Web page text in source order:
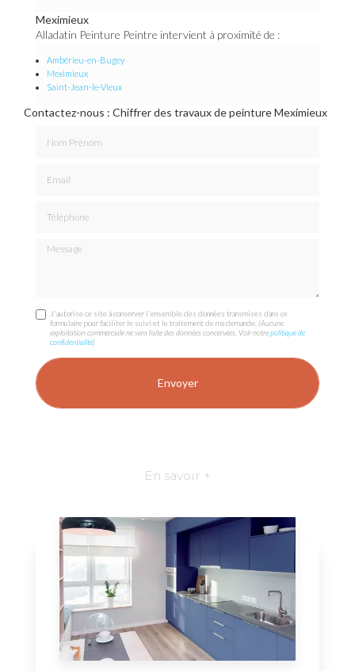
Meximieux
Alladatin Peinture Peintre intervient à proximité de :
Ambérieu-en-Bugey
Meximieux
Saint-Jean-le-Vieux
Contactez-nous : Chiffrer des travaux de peinture Meximieux
Message
J'autorise ce site à conserver l'ensemble des données transmises dans ce
formulaire pour faciliter le suivi et le traitement de ma demande.(Aucune
exploitation commerciale ne sera faite des données concervées. Voir notrepolitique de
confidentialité)
En savoir +